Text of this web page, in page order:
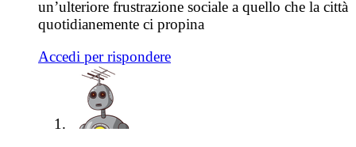
un’ulteriore frustrazione sociale a quello che la città
quotidianemente ci propina
Accedi per rispondere